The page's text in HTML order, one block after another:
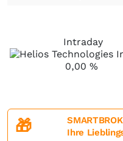
Intraday
0,00 %
🎁
Ihre